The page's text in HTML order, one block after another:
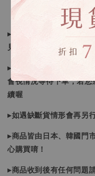
▸所有商品皆以日本、韓
見諒
▸因日本商品貨況和價格
會視情況等待下單，若
續喔
▸如遇缺斷貨情形會再另
▸商品皆由日本、韓國門
心購買唷！
▸商品收到後有任何問題